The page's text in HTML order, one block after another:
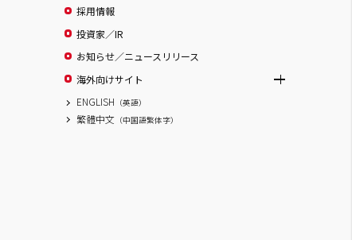
採用情報
投資家／IR
お知らせ／ニュースリリース
海外向けサイト
ENGLISH （英語）
繁體中文 （中国語繁体字）